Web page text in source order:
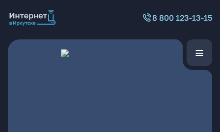
8 800 123-13-15